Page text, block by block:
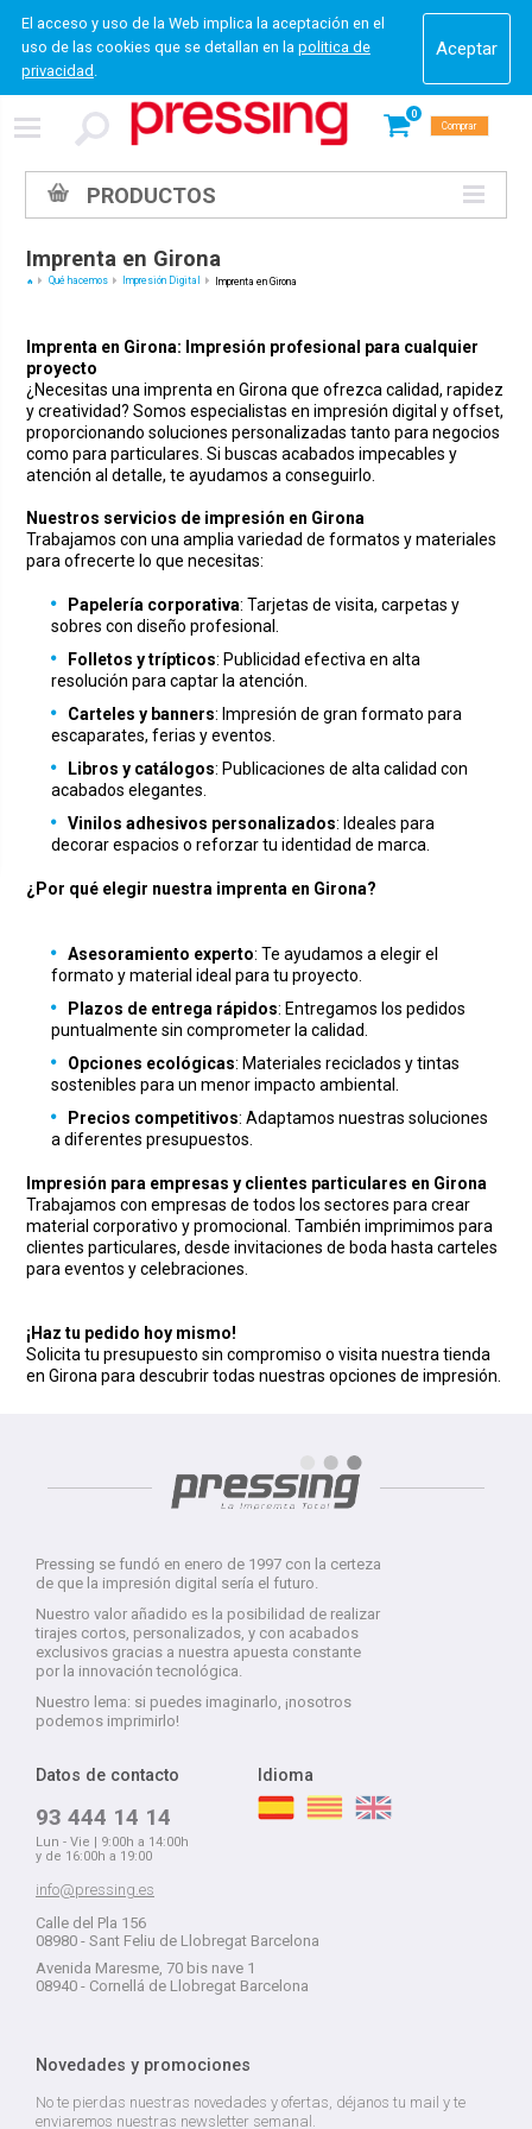
El acceso y uso de la Web implica la aceptación en el
uso de las cookies que se detallan en la politica de
privacidad .
0
Comprar
PRODUCTOS
Imprenta en Girona
Qué hacemos Impresión Digital Imprenta en Girona
Imprenta en Girona: Impresión profesional para cualquier
proyecto
¿Necesitas una imprenta en Girona que ofrezca calidad, rapidez
y creatividad? Somos especialistas en impresión digital y offset,
proporcionando soluciones personalizadas tanto para negocios
como para particulares. Si buscas acabados impecables y
atención al detalle, te ayudamos a conseguirlo.
Nuestros servicios de impresión en Girona
Trabajamos con una amplia variedad de formatos y materiales
para ofrecerte lo que necesitas:
Papelería corporativa: Tarjetas de visita, carpetas y
sobres con diseño profesional.
Folletos y trípticos: Publicidad efectiva en alta
resolución para captar la atención.
Carteles y banners: Impresión de gran formato para
escaparates, ferias y eventos.
Libros y catálogos: Publicaciones de alta calidad con
acabados elegantes.
Vinilos adhesivos personalizados: Ideales para
decorar espacios o reforzar tu identidad de marca.
¿Por qué elegir nuestra imprenta en Girona?
Asesoramiento experto: Te ayudamos a elegir el
formato y material ideal para tu proyecto.
Plazos de entrega rápidos: Entregamos los pedidos
puntualmente sin comprometer la calidad.
Opciones ecológicas: Materiales reciclados y tintas
sostenibles para un menor impacto ambiental.
Precios competitivos: Adaptamos nuestras soluciones
a diferentes presupuestos.
Impresión para empresas y clientes particulares en Girona
Trabajamos con empresas de todos los sectores para crear
material corporativo y promocional. También imprimimos para
clientes particulares, desde invitaciones de boda hasta carteles
para eventos y celebraciones.
¡Haz tu pedido hoy mismo!
Solicita tu presupuesto sin compromiso o visita nuestra tienda
en Girona para descubrir todas nuestras opciones de impresión.
Pressing se fundó en enero de 1997 con la certeza
de que la impresión digital sería el futuro.
Nuestro valor añadido es la posibilidad de realizar
tirajes cortos, personalizados, y con acabados
exclusivos gracias a nuestra apuesta constante
por la innovación tecnológica.
Nuestro lema: si puedes imaginarlo, ¡nosotros
podemos imprimirlo!
Datos de contacto
93 444 14 14
Lun - Vie | 9:00h a 14:00h
y de 16:00h a 19:00
info@pressing.es
Calle del Pla 156
08980 - Sant Feliu de Llobregat Barcelona
Avenida Maresme, 70 bis nave 1
08940 - Cornellá de Llobregat Barcelona
Idioma
Novedades y promociones
No te pierdas nuestras novedades y ofertas, déjanos tu mail y te
enviaremos nuestras newsletter semanal.